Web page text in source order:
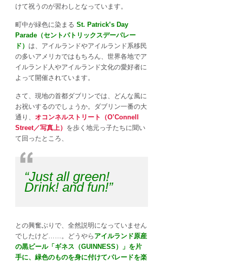
ー
ト
は
けて祝うのが習わしとなっています。
町中が緑色に染まる St. Patrick’s Day
Parade（セントパトリックスデーパレー
ド） は、アイルランドやアイルランド系移民
の多いアメリカではもちろん、世界各地でア
イルランド人やアイルランド文化の愛好者に
よって開催されています。
さて、現地の首都ダブリンでは、どんな風に
お祝いするのでしょうか。ダブリン一番の大
通り、 オコンネルストリート（O’Connell
Street／写真上） を歩く地元っ子たちに聞い
て回ったところ、
“Just all green!
Drink! and fun!”
との興奮ぶりで、全然説明になっていません
でしたけど……。どうやら アイルランド原産
の黒ビール「ギネス（GUINNESS）」を片
手に、緑色のものを身に付けてパレードを楽